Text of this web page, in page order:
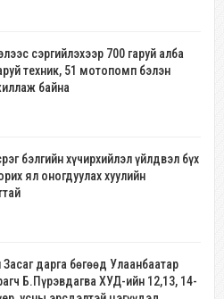
сэргийлэхээр 700 гаруй алба
техник, 51 мотопомп бэлэн
байна
бэлгийн хүчирхийлэл үйлдвэл бүх
ял оногдуулах хуулийн
дарга бөгөөд Улаанбаатар
Б.Пүрэвдагва ХУД-ийн 12,13, 14-